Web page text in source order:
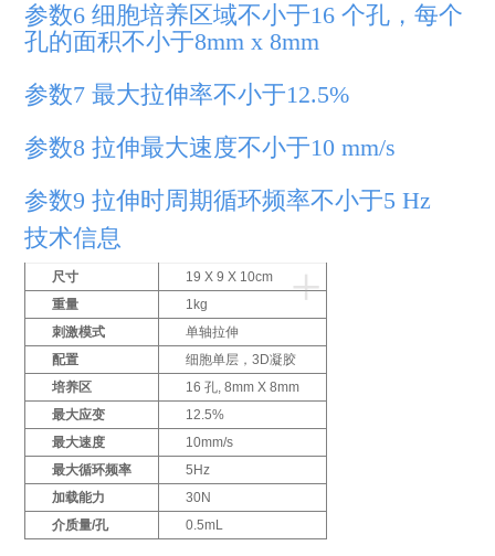
参数6 细胞培养区域不小于16 个孔，每个
孔的面积不小于8mm x 8mm
参数7 最大拉伸率不小于12.5%
参数8 拉伸最大速度不小于10 mm/s
参数9 拉伸时周期循环频率不小于5 Hz
技术信息
+
尺寸
19 X 9 X 10cm
重量
1kg
刺激模式
单轴拉伸
配置
细胞单层，3D凝胶
培养区
16 孔, 8mm X 8mm
最大应变
12.5%
最大速度
10mm/s
最大循环频率
5Hz
加载能力
30N
介质量/孔
0.5mL